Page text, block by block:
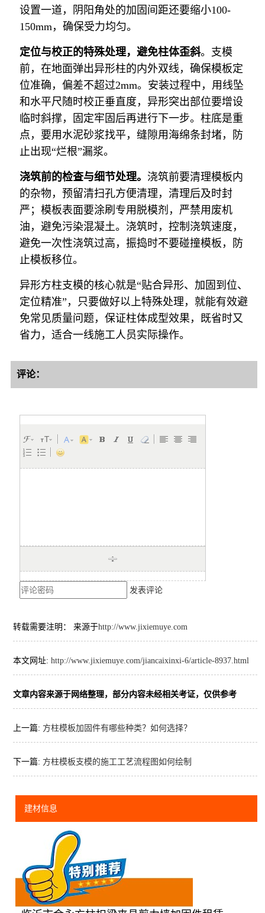
设置一道，阴阳角处的加固间距还要缩小100-
150mm，确保受力均匀。
定位与校正的特殊处理，避免柱体歪斜。支模
前，在地面弹出异形柱的内外双线，确保模板定
位准确，偏差不超过2mm。安装过程中，用线坠
和水平尺随时校正垂直度，异形突出部位要增设
临时斜撑，固定牢固后再进行下一步。柱底是重
点，要用水泥砂浆找平，缝隙用海绵条封堵，防
止出现“烂根”漏浆。
浇筑前的检查与细节处理。 浇筑前要清理模板内
的杂物，预留清扫孔方便清理，清理后及时封
严；模板表面要涂刷专用脱模剂，严禁用废机
油，避免污染混凝土。浇筑时，控制浇筑速度，
避免一次性浇筑过高，振捣时不要碰撞模板，防
止模板移位。
异形方柱支模的核心就是“贴合异形、加固到位、
定位精准”，只要做好以上特殊处理，就能有效避
免常见质量问题，保证柱体成型效果，既省时又
省力，适合一线施工人员实际操作。
评论：
发表评论
转载需要注明： 来源于http://www.jixiemuye.com
本文网址: http://www.jixiemuye.com/jiancaixinxi-6/article-8937.html
文章内容来源于网络整理，部分内容未经相关考证，仅供参考
上一篇: 方柱模板加固件有哪些种类？如何选择？
下一篇: 方柱模板支模的施工工艺流程图如何绘制
建材信息